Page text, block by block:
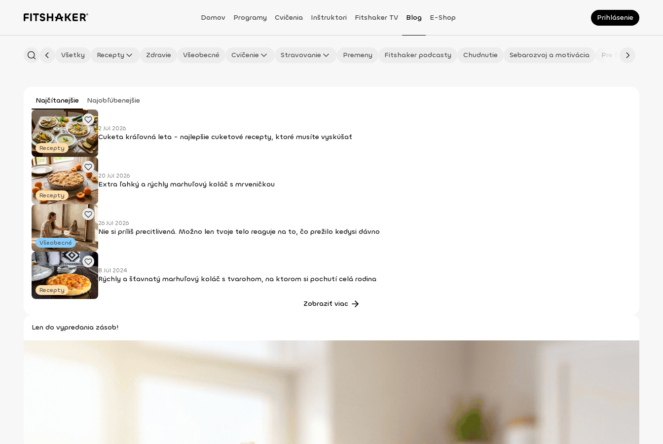
Domov Programy Cvičenia Inštruktori Fitshaker TV Blog E-Shop Prihlásenie
Všetky Recepty Zdravie Všeobecné Cvičenie Stravovanie Premeny Fitshaker podcasty Chudnutie Sebarozvoj a motivácia Pre fitmaminky
Najčítanejšie Najobľúbenejšie
Recepty
2 Júl 2026
Cuketa kráľovná leta - najlepšie cuketové recepty, ktoré musíte vyskúšať
Recepty
20 Júl 2026
Extra ľahký a rýchly marhuľový koláč s mrveničkou
Všeobecné
26 Júl 2026
Nie si príliš precitlivená. Možno len tvoje telo reaguje na to, čo prežilo kedysi dávno
Recepty
8 Júl 2024
Rýchly a šťavnatý marhuľový koláč s tvarohom, na ktorom si pochutí celá rodina
Zobraziť viac
Len do vypredania zásob!